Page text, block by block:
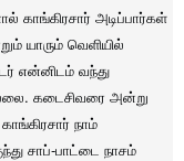
காங்கிரசார் அடிப்பார்கள்
யாரும் வெளியில்
என்னிடம் வந்து
கடைசிவரை அன்று
நாம்
சாப்-பாட்டை நாசம்